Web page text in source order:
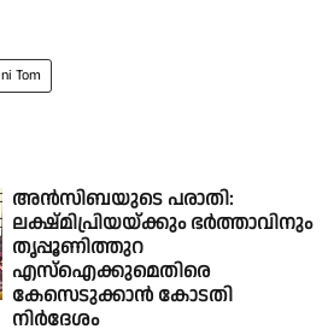
Tom
അൻസിബയുടെ പരാതി:
ലക്ഷ്മിപ്രിയയ്ക്കും ഭർത്താവിനും
തൃപ്പൂണിത്തുറ
എസ്ഐക്കുമെതിരെ
കേസെടുക്കാൻ കോടതി
നിർദേശം